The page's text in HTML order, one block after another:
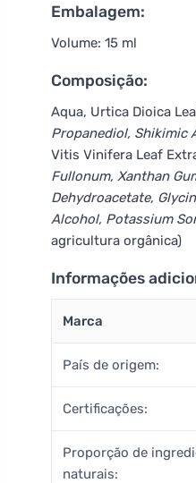
Embalagem:
Volume: 15 ml
Composição:
Aqua, Urtica Dioica
Propanediol, Shikimic
Vitis Vinifera Leaf
Fullonum, Xanthan
Dehydroacetate,
Alcohol, Potassium
agricultura orgânica)
Informações
Marca
País de origem:
Certificações:
Proporção de
naturais: